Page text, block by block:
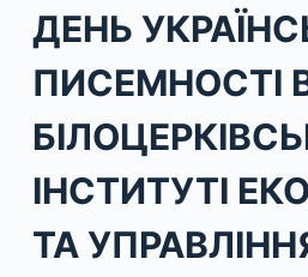
д
о
с
т
ДЕНЬ
ПИСЕМНОСТІ
ІНСТИТУТІ
ТА